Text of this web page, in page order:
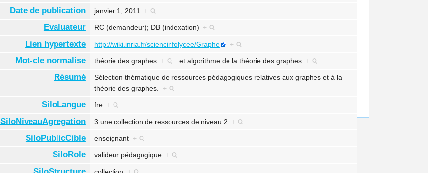
Date de publication janvier 1, 2011 +
Evaluateur RC (demandeur); DB (indexation) +
Lien hypertexte http://wiki.inria.fr/sciencinfolycee/Graphe +
Mot-cle normalise théorie des graphes + etalgorithme de la théorie des graphes +
Résumé
Sélection thématique de ressources pédagogiques relatives aux graphes et à la
théorie des graphes. +
SiloLangue fre +
SiloNiveauAgregation 3.une collection de ressources de niveau 2 +
SiloPublicCible enseignant +
SiloRole valideur pédagogique +